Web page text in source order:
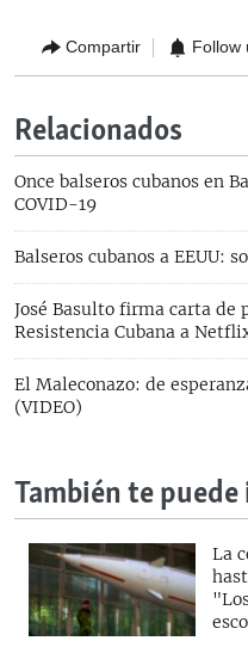
Compartir Follow
Relacionados
Once balseros cubanos en
COVID-19
Balseros cubanos a EEUU:
José Basulto firma carta de
Resistencia Cubana a
El Maleconazo: de
(VIDEO)
También te
La